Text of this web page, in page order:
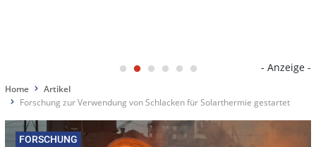
- Anzeige -
Home
Artikel
Forschung zur Verwendung von Schlacken für Solarthermie gestartet
FORSCHUNG